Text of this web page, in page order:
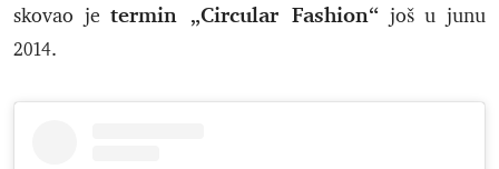
skovao jetermin „Circular Fashion“ još u junu
2014.